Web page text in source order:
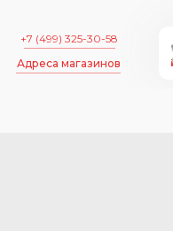
+7 (499) 325-30-58
Адреса магазинов